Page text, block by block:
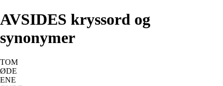
AVSIDES kryssord og
synonymer
TOM
ØDE
ENE